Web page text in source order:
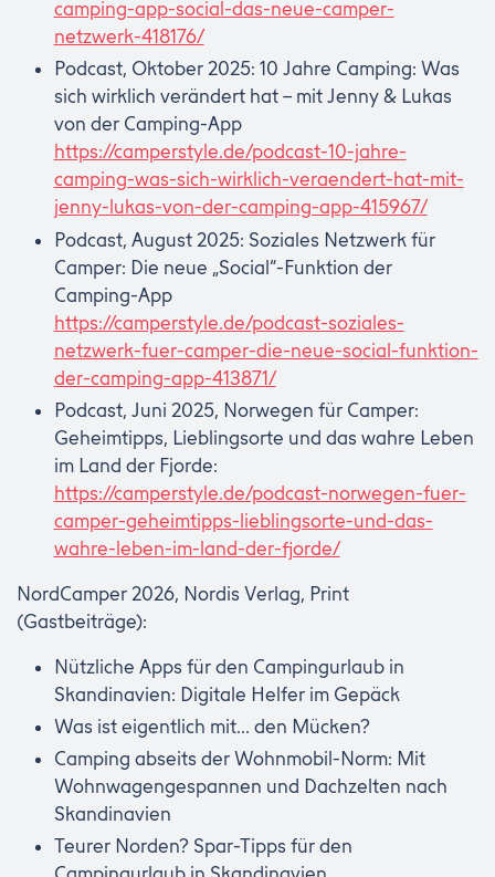
camping-app-social-das-neue-camper-
netzwerk-418176/
Podcast, Oktober 2025: 10 Jahre Camping: Was
sich wirklich verändert hat – mit Jenny & Lukas
von der Camping-App
https://camperstyle.de/podcast-10-jahre-
camping-was-sich-wirklich-veraendert-hat-mit-
jenny-lukas-von-der-camping-app-415967/
Podcast, August 2025: Soziales Netzwerk für
Camper: Die neue „Social“-Funktion der
Camping-App
https://camperstyle.de/podcast-soziales-
netzwerk-fuer-camper-die-neue-social-funktion-
der-camping-app-413871/
Podcast, Juni 2025, Norwegen für Camper:
Geheimtipps, Lieblingsorte und das wahre Leben
im Land der Fjorde:
https://camperstyle.de/podcast-norwegen-fuer-
camper-geheimtipps-lieblingsorte-und-das-
wahre-leben-im-land-der-fjorde/
NordCamper 2026, Nordis Verlag, Print
(Gastbeiträge):
Nützliche Apps für den Campingurlaub in
Skandinavien: Digitale Helfer im Gepäck
Was ist eigentlich mit... den Mücken?
Camping abseits der Wohnmobil-Norm: Mit
Wohnwagengespannen und Dachzelten nach
Skandinavien
Teurer Norden? Spar-Tipps für den